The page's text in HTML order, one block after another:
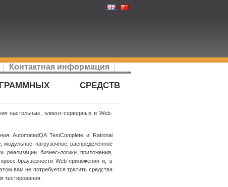
Контактная информация
СРЕДСТВ
настольных, клиент-серверных и Web-
AutomatedQA TestComplete и Rational
нагрузочное, распределённое
бизнес-логики приложения,
браузерности Web-приложения и, в
вам не потребуется тратить средства
тестирования.